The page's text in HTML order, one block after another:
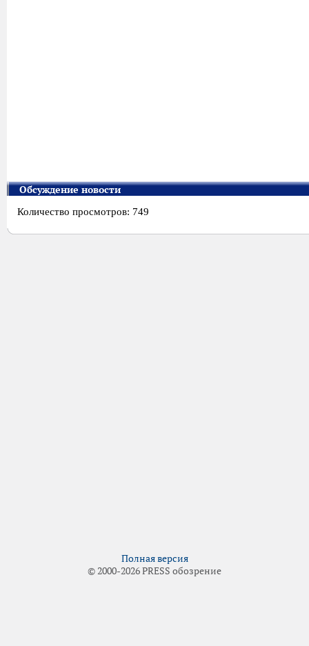
Обсуждение новости
Количество просмотров: 749
Полная версия
© 2000-2026 PRESS обозрение